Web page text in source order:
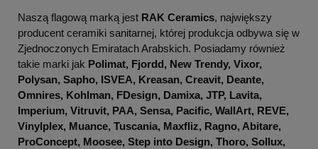
Naszą flagową marką jest RAK Ceramics, największy
producent ceramiki sanitarnej, której produkcja odbywa się w
Zjednoczonych Emiratach Arabskich. Posiadamy również
takie marki jak Polimat, Fjordd, New Trendy, Vixor,
Polysan, Sapho, ISVEA, Kreasan, Creavit, Deante,
Omnires, Kohlman, FDesign, Damixa, JTP, Lavita,
Imperium, Vitruvit, PAA, Sensa, Pacific, WallArt, REVE,
Vinylplex, Muance, Tuscania, Maxfliz, Ragno, Abitare,
ProConcept, Moosee, Step into Design, Thoro, Sollux,